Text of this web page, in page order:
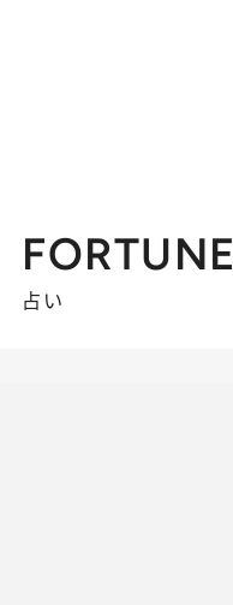
FORTUNE
占い